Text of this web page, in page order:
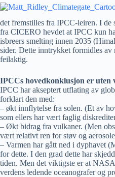
det fremstilles fra IPCC-leiren. I de
fra CICERO hevdet at IPCC kun
isbreers smelting innen 2035
sider. Dette inntrykket formidles av
feilaktig.
IPCCs hovedkonklusjon er uten
IPCC har akseptert utflating av
forklart den med:
– økt innflytelse fra solen. (Et av
som ellers har vært faglig
– Økt bidrag fra vulkaner. (Men
vært relativt ren for støv og
– Varmen har gått ned i dyphavet
for dette. I den grad dette har
tiden. Men det viktigste er at
verdens ledende oceanografer og